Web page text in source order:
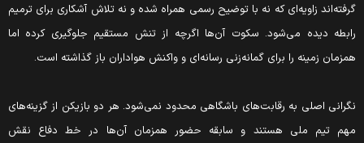
زاویه‌ای که نه با توضیح رسمی همراه شده و نه تلاش آشکاری برای ترمیم
دیده می‌شود. سکوت آن‌ها اگرچه از تنش مستقیم جلوگیری کرده اما
زمینه را برای گمانه‌زنی رسانه‌ای و واکنش هواداران باز گذاشته است.
اصلی به رقابت‌های باشگاهی محدود نمی‌شود. هر دو بازیکن از گزینه‌های
تیم ملی هستند و سابقه حضور همزمان آن‌ها در خط دفاع نقش